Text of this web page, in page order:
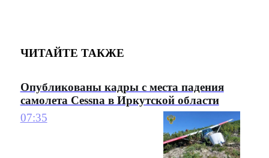
ЧИТАЙТЕ ТАКЖЕ
Опубликованы кадры с места падения
самолета Cessna в Иркутской области
07:35